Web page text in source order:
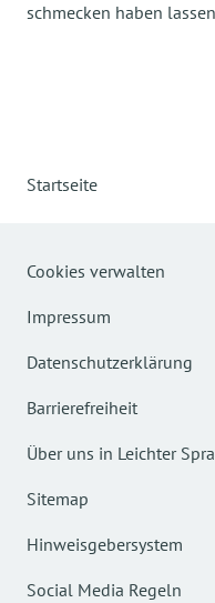
schmecken haben
Startseite
Cookies verwalten
Impressum
Datenschutzerklärung
Barrierefreiheit
Über uns in Leichter
Sitemap
Hinweisgebersystem
Social Media Regeln